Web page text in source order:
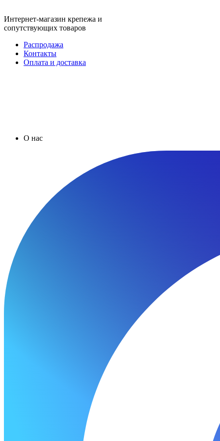
Интернет-магазин крепежа и
сопутствующих товаров
Распродажа
Контакты
Оплата и доставка
О нас